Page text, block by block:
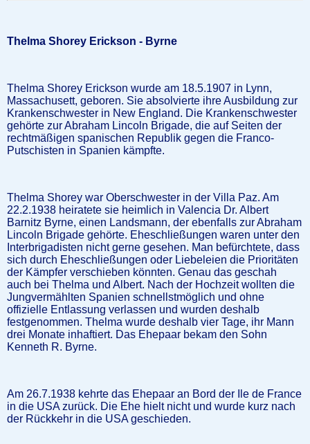
Thelma Shorey Erickson - Byrne
Thelma Shorey Erickson wurde am 18.5.1907 in Lynn,
Massachusett, geboren. Sie absolvierte ihre Ausbildung zur
Krankenschwester in New England. Die Krankenschwester
gehörte zur Abraham Lincoln Brigade, die auf Seiten der
rechtmäßigen spanischen Republik gegen die Franco-
Putschisten in Spanien kämpfte.
Thelma Shorey war Oberschwester in der Villa Paz. Am
22.2.1938 heiratete sie heimlich in Valencia Dr. Albert
Barnitz Byrne, einen Landsmann, der ebenfalls zur Abraham
Lincoln Brigade gehörte. Eheschließungen waren unter den
Interbrigadisten nicht gerne gesehen. Man befürchtete, dass
sich durch Eheschließungen oder Liebeleien die Prioritäten
der Kämpfer verschieben könnten. Genau das geschah
auch bei Thelma und Albert. Nach der Hochzeit wollten die
Jungvermählten Spanien schnellstmöglich und ohne
offizielle Entlassung verlassen und wurden deshalb
festgenommen. Thelma wurde deshalb vier Tage, ihr Mann
drei Monate inhaftiert. Das Ehepaar bekam den Sohn
Kenneth R. Byrne.
Am 26.7.1938 kehrte das Ehepaar an Bord der Ile de France
in die USA zurück. Die Ehe hielt nicht und wurde kurz nach
der Rückkehr in die USA geschieden.